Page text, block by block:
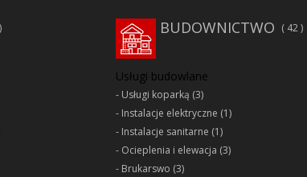
BUDOWNICTWO 42
Usługi budowlane
Usługi koparką (3)
Instalacje elektryczne (1)
Instalacje sanitarne (1)
Ocieplenia i elewacja (3)
Brukarswo (3)